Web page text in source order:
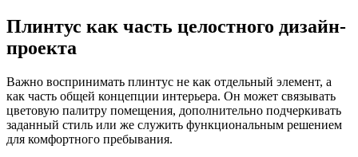
Плинтус как часть целостного дизайн-
проекта
Важно воспринимать плинтус не как отдельный элемент, а
как часть общей концепции интерьера. Он может связывать
цветовую палитру помещения, дополнительно подчеркивать
заданный стиль или же служить функциональным решением
для комфортного пребывания.